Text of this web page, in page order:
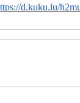
d.kuku.lu/